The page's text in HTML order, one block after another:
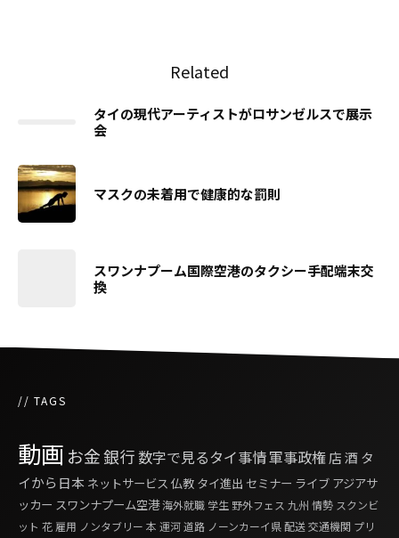
Related
タイの現代アーティストがロサンゼルスで展示
会
マスクの未着用で健康的な罰則
スワンナプーム国際空港のタクシー手配端末交
換
// TAGS
動画 お金銀行数字で見るタイ事情軍事政権店酒タ
イから日本 ネットサービス 仏教 タイ進出 セミナー ライブ アジアサ
ッカー スワンナプーム空港海外就職 学生 野外フェス 九州 情勢 スクンビ
ット 花 雇用 ノンタブリー 本 運河道路 ノーンカーイ県配送交通機関 プリ